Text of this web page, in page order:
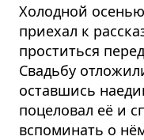
Холодной
приехал к
проститься
Свадьбу
оставшись
поцеловал её и
вспоминать о